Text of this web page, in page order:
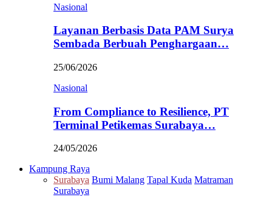
Nasional
Layanan Berbasis Data PAM Surya
Sembada Berbuah Penghargaan…
25/06/2026
Nasional
From Compliance to Resilience, PT
Terminal Petikemas Surabaya…
24/05/2026
Kampung Raya
Surabaya Bumi Malang Tapal Kuda Matraman
Surabaya